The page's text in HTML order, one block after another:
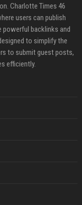
Charlotte Times 46
users can publish
backlinks and
to simplify the
to submit guest posts,
efficiently.